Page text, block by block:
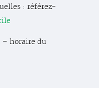
: référez-
horaire du